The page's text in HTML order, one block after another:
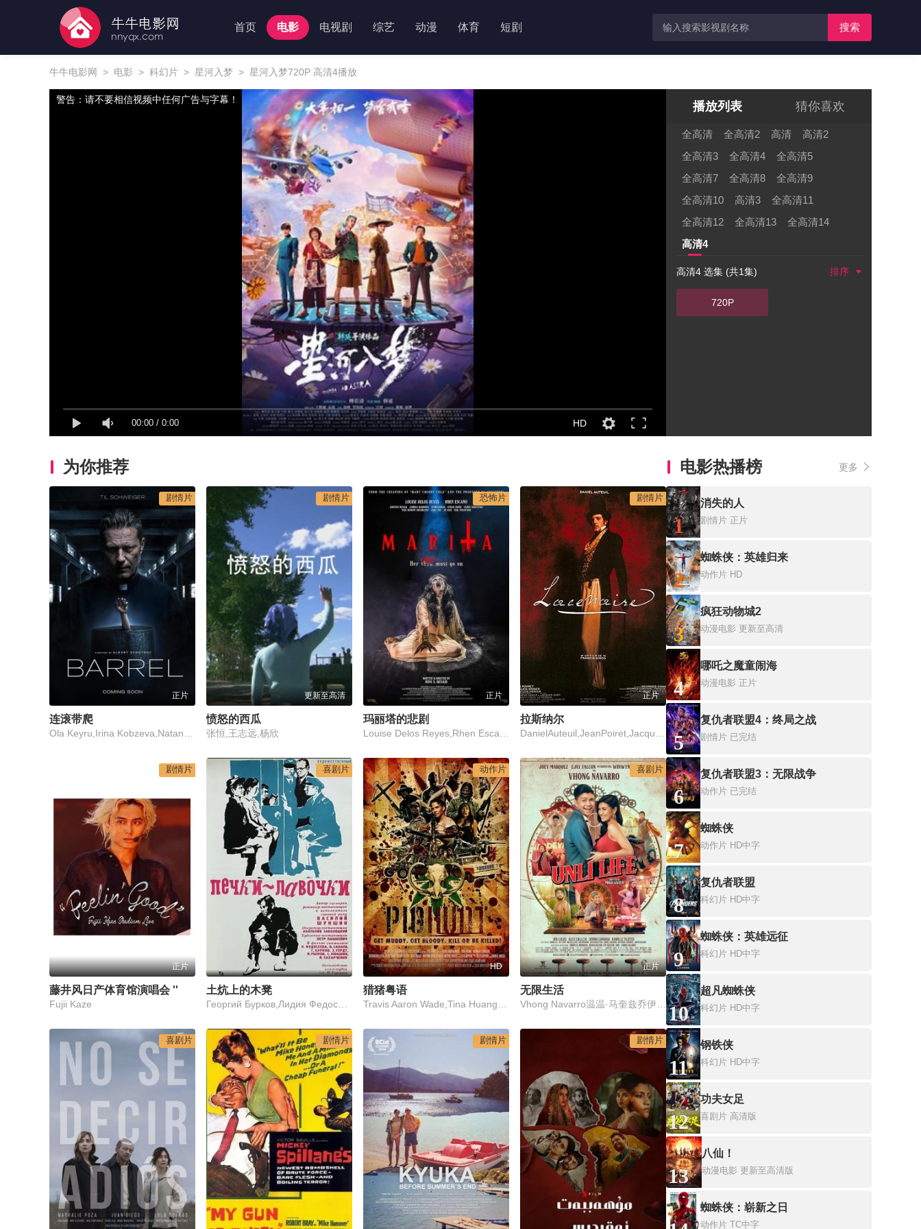
首页 电影 电视剧 综艺 动漫 体育 短剧 搜索
牛牛电影网 > 电影 > 科幻片 > 星河入梦 > 星河入梦720P 高清4播放
00:00 / 0:00 HD
警告：请不要相信视频中任何广告与字幕！ 播放列表 猜你喜欢
全高清 全高清2 高清
高清2
全高清3
全高清4
全高清5
全高清7
全高清8
全高清9
全高清10
高清3
全高清11
全高清12
全高清13
全高清14
高清4
高清4 选集 (共1集) 排序
720P
为你推荐
剧情片
正片
连滚带爬
剧情片
更新至高清
愤怒的西瓜
张恒,王志远,杨欣
恐怖片
正片
玛丽塔的悲剧
剧情片
正片
拉斯纳尔
剧情片
正片
Fujii Kaze
喜剧片
土炕上的木凳
动作片
HD
猎猪粤语
喜剧片
正片
无限生活
喜剧片 剧情片 剧情片 剧情片
电影热播榜 更多
1
消失的人
剧情片 正片
2
蜘蛛侠：英雄归来
动作片 HD
3
疯狂动物城2
动漫电影 更新至高清
4
哪吒之魔童闹海
动漫电影 正片
5
复仇者联盟4：终局之战
剧情片 已完结
6
复仇者联盟3：无限战争
动作片 已完结
7
蜘蛛侠
动作片 HD中字
8
复仇者联盟
科幻片 HD中字
9
蜘蛛侠：英雄远征
科幻片 HD中字
10
超凡蜘蛛侠
科幻片 HD中字
11
钢铁侠
科幻片 HD中字
12
功夫女足
喜剧片 高清版
13
八仙！
动漫电影 更新至高清版
蜘蛛侠：崭新之日
动作片 TC中字